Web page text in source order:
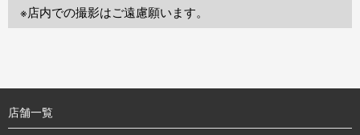
※店内での撮影はご遠慮願います。
店舗一覧